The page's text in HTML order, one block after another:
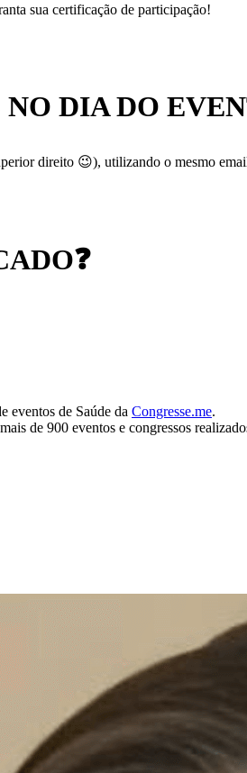
sua certificação de participação!
DIA DO
direito 😉), utilizando o mesmo
❓
eventos de Saúde da Congresse.me.
de 900 eventos e congressos